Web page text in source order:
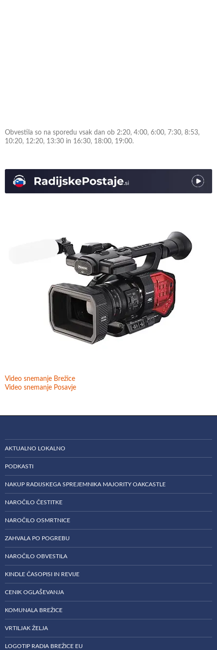
Obvestila so na sporedu vsak dan ob 2:20, 4:00, 6:00, 7:30, 8:53,
10:20, 12:20, 13:30 in 16:30, 18:00, 19:00.
Video snemanje Brežice
Video snemanje Posavje
AKTUALNO LOKALNO
PODKASTI
NAKUP RADIJSKEGA SPREJEMNIKA MAJORITY OAKCASTLE
NAROČILO ČESTITKE
NAROČILO OSMRTNICE
ZAHVALA PO POGREBU
NAROČILO OBVESTILA
KINDLE ČASOPISI IN REVIJE
CENIK OGLAŠEVANJA
KOMUNALA BREŽICE
VRTILJAK ŽELJA
LOGOTIP RADIA BREŽICE EU